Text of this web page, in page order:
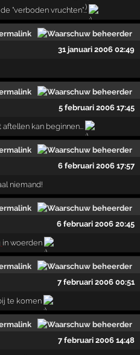
"verboden vruchten"...
31 januari 2006 02:49
5 februari 2006 17:45
kan beginnen...
6 februari 2006 17:57
niemand!
6 februari 2006 20:45
in woerden
7 februari 2006 00:51
te komen
7 februari 2006 14:48